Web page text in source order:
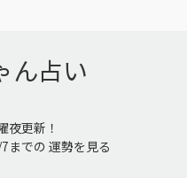
ん占い
夜更新！
までの 運勢を見る